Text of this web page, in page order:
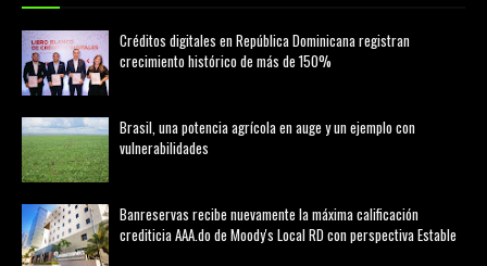
Créditos digitales en República Dominicana registran
crecimiento histórico de más de 150%
Brasil, una potencia agrícola en auge y un ejemplo con
vulnerabilidades
Banreservas recibe nuevamente la máxima calificación
crediticia AAA.do de Moody's Local RD con perspectiva Estable